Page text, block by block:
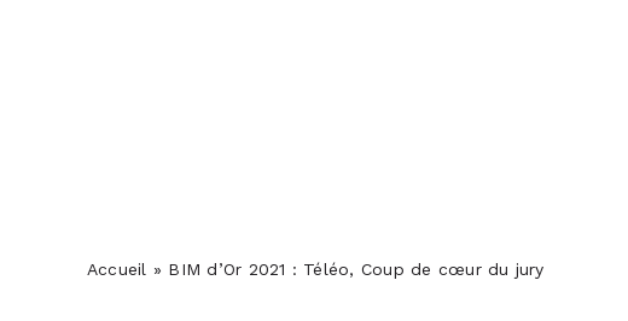
Accueil » BIM d’Or 2021 : Téléo, Coup de cœur du jury
S’abonner